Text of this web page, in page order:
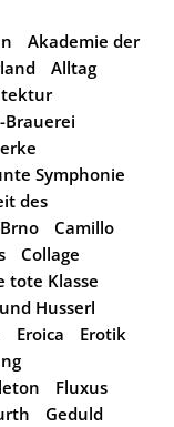
Akademie der
Alltag
Brauerei
Symphonie
des
Brno
Camillo
Collage
tote Klasse
Husserl
Eroica
Erotik
Fluxus
Geduld